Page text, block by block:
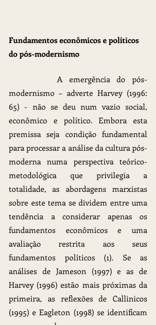
Fundamentos econômicos e políticos
do pós-modernismo
modernismo – adverte Harvey (1996:
65) - não se deu num vazio social,
econômico e político. Embora esta
premissa seja condição fundamental
para processar a análise da cultura pós-
moderna numa perspectiva teórico-
metodológica que privilegia a
totalidade, as abordagens marxistas
sobre este tema se dividem entre uma
tendência a considerar apenas os
fundamentos econômicos e uma
avaliação restrita aos seus
fundamentos políticos (1). Se as
análises de Jameson (1997) e as de
Harvey (1996) estão mais próximas da
primeira, as reflexões de Callinicos
(1995) e Eagleton (1998) se identificam